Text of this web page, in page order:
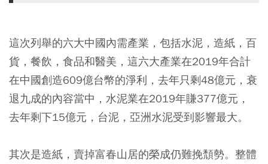
這次列舉的六大中國內需產業，包括水泥，造紙，百
貨，餐飲，食品和醫美，這六大產業在2019年合計
在中國創造609億台幣的淨利，去年只剩48億元，衰
退九成的內容當中，水泥業在2019年賺377億元，
去年剩下15億元，台泥，亞洲水泥受到影響最大。
其次是造紙，賣掉富春山居的榮成仍難挽頹勢。整體